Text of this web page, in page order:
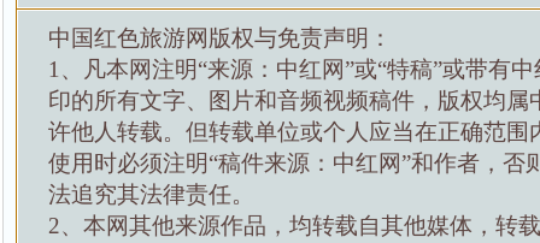
中国红色旅游网版权与免责声明：
1、凡本网注明“来源：中红网”或“特稿”或带有
印的所有文字、图片和音频视频稿件，版权均属
许他人转载。但转载单位或个人应当在正确范围
使用时必须注明“稿件来源：中红网”和作者，否
法追究其法律责任。
2、本网其他来源作品，均转载自其他媒体，转